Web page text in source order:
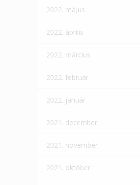
2022. május
2022. április
2022. március
2022. február
2022. január
2021. december
2021. november
2021. október